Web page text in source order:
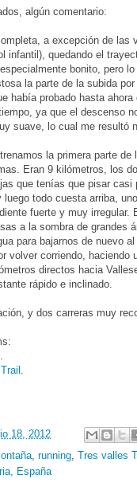
algún comentario:
a excepción de las
infantil), quedando el
bonito, pero
la parte de la subida
había probado hasta
ya que el descenso
suave, lo cual me resultó
la primera parte de
Eran 9 kilómetros, los
que tenías que pisar
todo cuesta arriba,
fuerte y muy irregular.
a la sombra de grandes
para bajarnos de nuevo
volver corriendo, haciendo
directos hacia
rápido e inclinado.
y dos carreras muy
.
.
18, 2012
, running, Tres valles
España